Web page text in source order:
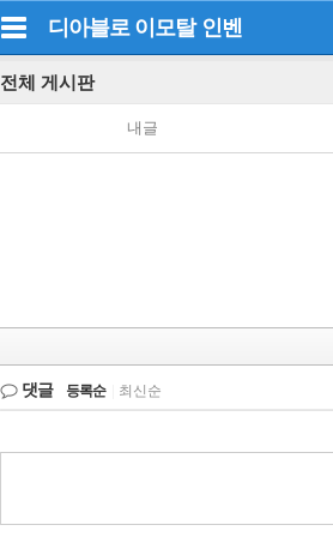
디아블로 이모탈 인벤
전체 게시판
내글
댓글 등록순 최신순